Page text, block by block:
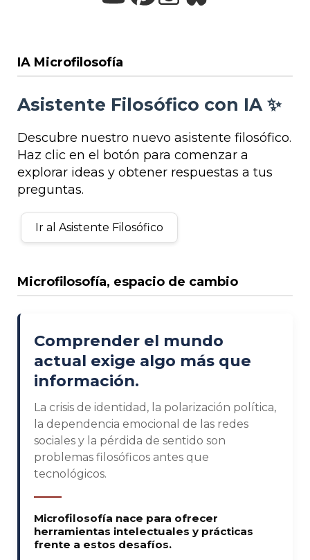
IA Microfilosofía
Asistente Filosófico con IA ✨
Descubre nuestro nuevo asistente filosófico.
Haz clic en el botón para comenzar a
explorar ideas y obtener respuestas a tus
preguntas.
Ir al Asistente Filosófico
Microfilosofía, espacio de cambio
Comprender el mundo
actual exige algo más que
información.
La crisis de identidad, la polarización política,
la dependencia emocional de las redes
sociales y la pérdida de sentido son
problemas filosóficos antes que
tecnológicos.
Microfilosofía nace para ofrecer
herramientas intelectuales y prácticas
frente a estos desafíos.